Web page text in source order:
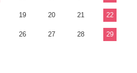
19 20 21 22
26 27 28 29